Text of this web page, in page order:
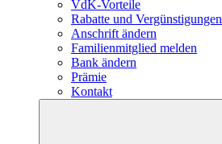
VdK-Vorteile
Rabatte und Vergünstigungen
Anschrift ändern
Familienmitglied melden
Bank ändern
Prämie
Kontakt